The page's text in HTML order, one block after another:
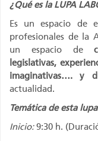
¿Qué es la LUPA
Es un espacio de
profesionales de la
un espacio de
legislativas,
imaginativas…. y
actualidad.
Temática de esta lupa
Inicio: 9:30 h.